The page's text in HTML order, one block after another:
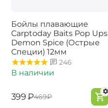
Бойлы плавающие
Carptoday Baits Pop Ups
Demon Spice (Острые
Специи) 12мм
246
В наличии
‍399‍ ₽‍469‍₽